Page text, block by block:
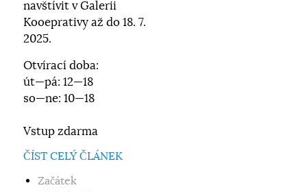
navštívit v Galerii
Kooeprativy až do 18. 7.
2025.
Otvírací doba:
út—pá: 12—18
so—ne: 10—18
Vstup zdarma
ČÍST CELÝ ČLÁNEK
Začátek